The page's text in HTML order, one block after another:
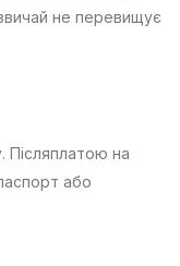
не перевищує
Післяплатою на
або